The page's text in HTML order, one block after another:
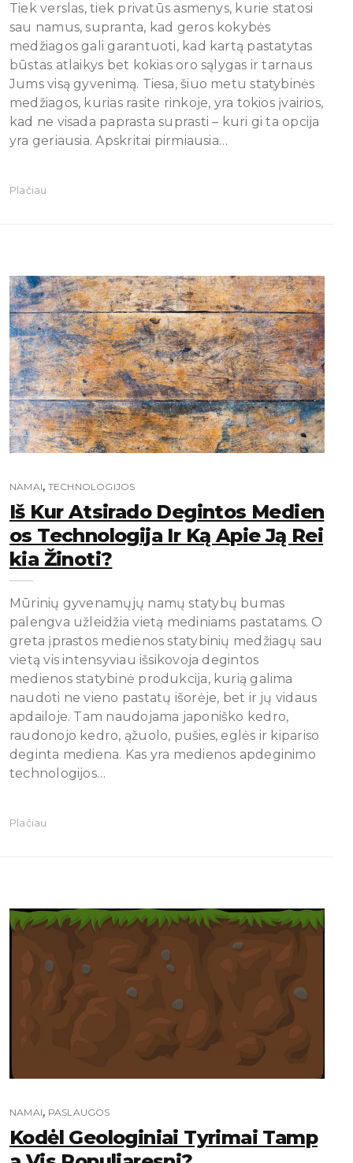
Tiek verslas, tiek privatūs asmenys, kurie statosi
sau namus, supranta, kad geros kokybės
medžiagos gali garantuoti, kad kartą pastatytas
būstas atlaikys bet kokias oro sąlygas ir tarnaus
Jums visą gyvenimą. Tiesa, šiuo metu statybinės
medžiagos, kurias rasite rinkoje, yra tokios įvairios,
kad ne visada paprasta suprasti – kuri gi ta opcija
yra geriausia. Apskritai pirmiausia…
Plačiau
NAMAI, TECHNOLOGIJOS
Iš Kur Atsirado Degintos Medien
Os Technologija Ir Ką Apie Ją Rei
Kia Žinoti?
Mūrinių gyvenamųjų namų statybų bumas
palengva užleidžia vietą mediniams pastatams. O
greta įprastos medienos statybinių medžiagų sau
vietą vis intensyviau išsikovoja degintos
medienos statybinė produkcija, kurią galima
naudoti ne vieno pastatų išorėje, bet ir jų vidaus
apdailoje. Tam naudojama japoniško kedro,
raudonojo kedro, ąžuolo, pušies, eglės ir kipariso
deginta mediena. Kas yra medienos apdeginimo
technologijos…
Plačiau
NAMAI, PASLAUGOS
Kodėl Geologiniai Tyrimai Tamp